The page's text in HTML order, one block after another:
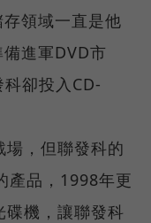
領域一直是他
進軍DVD市
卻投入CD-
，但聯發科的
產品，1998年更
機，讓聯發科